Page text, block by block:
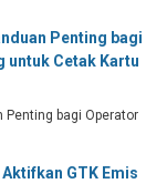
Penting bagi
untuk Cetak Kartu
Penting bagi Operator
GTK Emis